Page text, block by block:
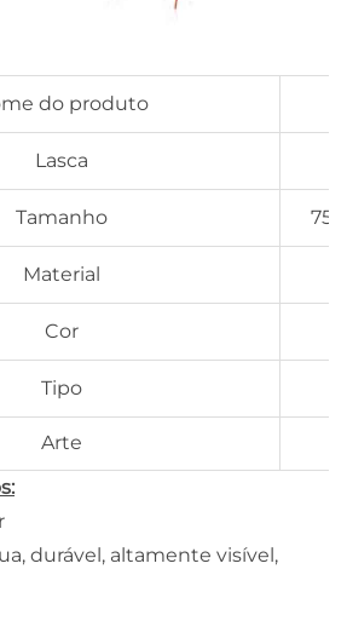
do produto
Lasca
Tamanho
Material
Cor
Tipo
Arte
durável, altamente visível,